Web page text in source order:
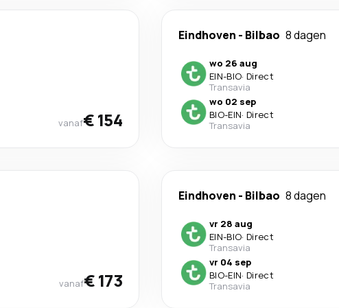
vanaf€ 154
Eindhoven - Bilbao 8 dagen
wo 26 aug
EIN-BIO· Direct
Transavia
wo 02 sep
BIO-EIN· Direct
Transavia
vanaf€ 173
Eindhoven - Bilbao 8 dagen
vr 28 aug
EIN-BIO· Direct
Transavia
vr 04 sep
BIO-EIN· Direct
Transavia